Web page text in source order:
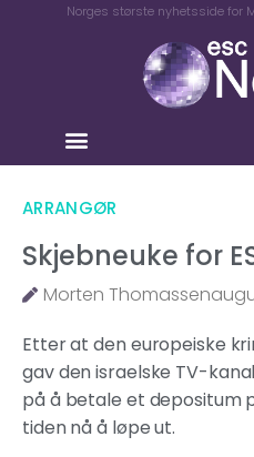
Norges største nyhetsside for
ARRANGØR
Skjebneuke for
Morten Thomassen
Etter at den europeiske
gav den israelske TV-
på å betale et depositum
tiden nå å løpe ut.